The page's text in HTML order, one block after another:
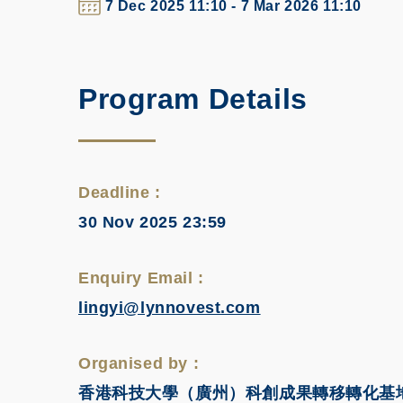
7 Dec 2025 11:10 - 7 Mar 2026 11:10
Program Details
Deadline :
30 Nov 2025 23:59
Enquiry Email :
lingyi@lynnovest.com
Organised by :
香港科技大學（廣州）科創成果轉移轉化基